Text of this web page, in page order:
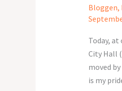
Bloggen,
Today,
City Hall
moved
is my
Through
Vienna’s